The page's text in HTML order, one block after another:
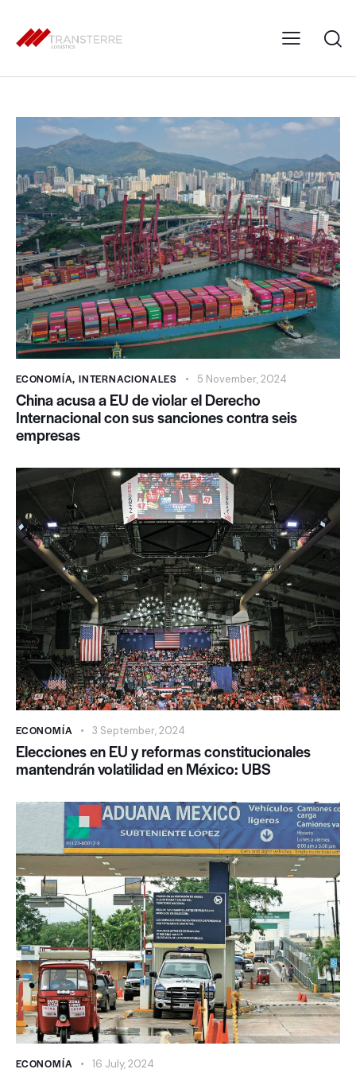
ECONOMÍA,INTERNACIONALES 5 November, 2024
China acusa a EU de violar el Derecho
Internacional con sus sanciones contra seis
empresas
ECONOMÍA 3 September, 2024
Elecciones en EU y reformas constitucionales
mantendrán volatilidad en México: UBS
ECONOMÍA 16 July, 2024